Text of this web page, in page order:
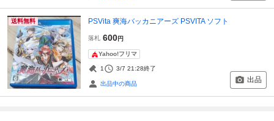
送料無料 PSVita 爽海バッカニアーズ PSVITA ソフト
落札 600円
Yahoo!フリマ
1 3/7 21:28終了
出品中の商品 出品